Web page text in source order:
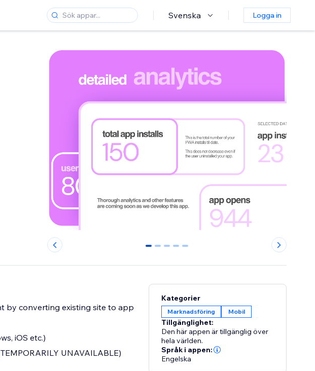
Svenska Logga in
0 1 2 3 4
by converting existing site to app
iOS etc.)
UNAVAILABLE)
Kategorier
Marknadsföring Mobil
Tillgänglighet:
Den här appen är tillgänglig över
hela världen.
Språk i appen:
Engelska